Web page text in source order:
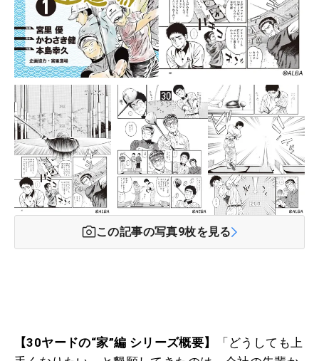
この記事の写真9枚を見る
【30ヤードの“家”編 シリーズ概要】
「どうしても上